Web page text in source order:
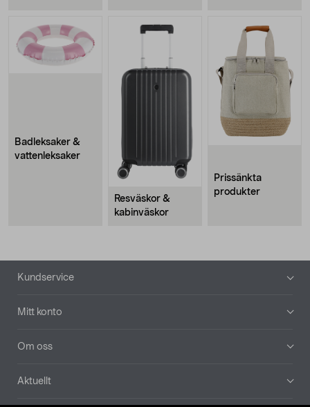
Badleksaker &
vattenleksaker
Resväskor &
kabinväskor
Prissänkta
produkter
Sidfot
Kundservice
Mitt konto
Om oss
Aktuellt